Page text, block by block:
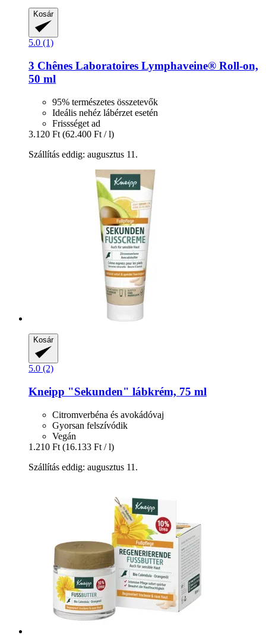
Kosár
5.0 (1)
3 Chênes Laboratoires Lymphaveine® Roll-​on,
50 ml
95% természetes összetevők
Ideális nehéz lábérzet esetén
Frissséget ad
3.120 Ft (62.400 Ft / l)
Szállítás eddig: augusztus 11.
Kosár
5.0 (2)
Kneipp "Sekunden" lábkrém, 75 ml
Citromverbéna és avokádóvaj
Gyorsan felszívódik
Vegán
1.210 Ft (16.133 Ft / l)
Szállítás eddig: augusztus 11.